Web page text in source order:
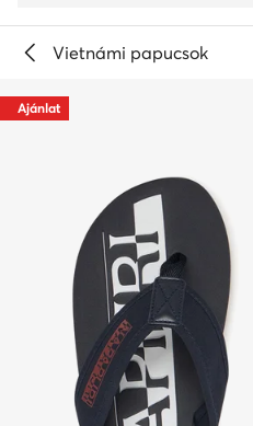
Vietnámi papucsok
Ajánlat